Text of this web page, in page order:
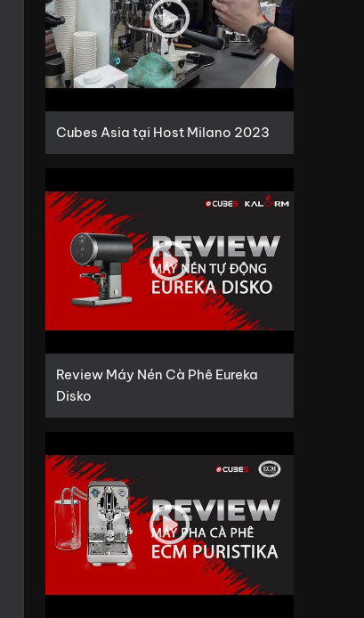
Cubes Asia tại Host Milano 2023
Review Máy Nén Cà Phê Eureka
Disko